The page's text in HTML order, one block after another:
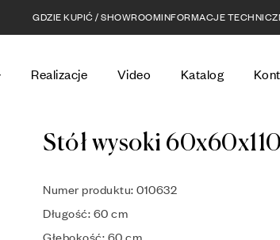
GDZIE KUPIĆ / SHOWROOMINFORMACJE
Realizacje Video Katalog
Stół wysoki
Numer produktu: 010632
Długość: 60 cm
Głębokość: 60 cm